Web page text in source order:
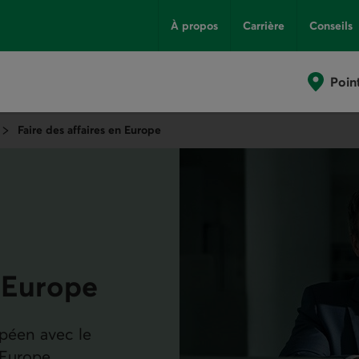
À propos Carrière Conseils
Faire des affaires en Europe
avec le